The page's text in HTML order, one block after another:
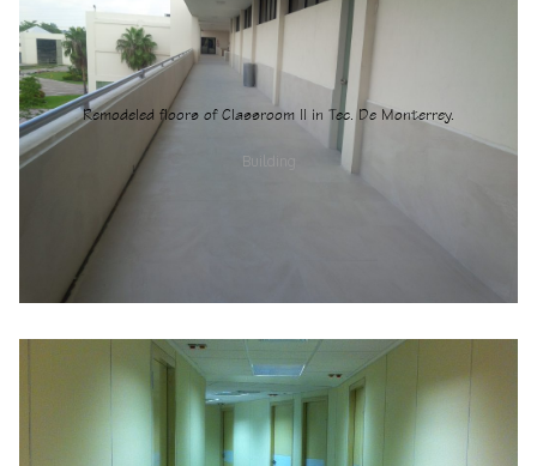
Remodeled floors of Classroom II in Tec. De Monterrey.
Building